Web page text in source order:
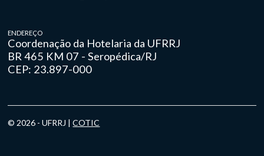
ENDEREÇO
Coordenação da Hotelaria da UFRRJ
BR 465 KM 07 - Seropédica/RJ
CEP: 23.897-000
© 2026 - UFRRJ |COTIC